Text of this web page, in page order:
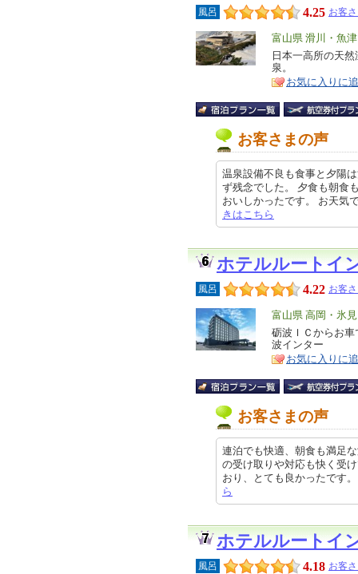
風呂 4.25 お客
エ
リ
ア
富山県 滑川・魚
特
徴
日本一高所の天
泉。
お気に入りに
お客さまの声
温泉設備不良も食事と夕陽
ず残念でした。 夕食も朝食
おいしかったです。 お天
きはこちら
ホテルルートイ
風呂 4.22 お客
エ
リ
ア
富山県 高岡・氷
特
徴
砺波ＩＣからお
波インター
お気に入りに
お客さまの声
連泊でも快適、朝食も満足
の受け取りや対応も快く受
おり、とても良かったです
ら
ホテルルートイ
風呂 4.18 お客